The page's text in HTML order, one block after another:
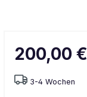
200,00 €
3-4 Wochen